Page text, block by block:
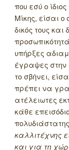
που εσύ ο
Μίκης, είσαι ο
δικός τους
υπήρξες
έγραψες στην
το σβήνει,
πρέπει να
ατέλειωτες
κάθε
καλλιτέχνης
και για τη